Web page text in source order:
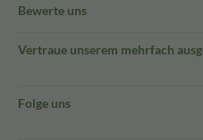
Bewerte uns
Vertraue unserem mehrfach
Folge uns